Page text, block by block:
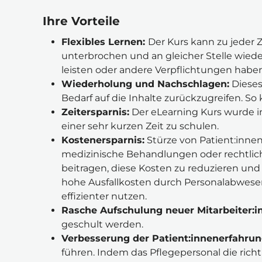
Ihre Vorteile
Flexibles Lernen: Der Kurs kann zu jeder
unterbrochen und an gleicher Stelle
leisten oder andere Verpflichtungen
Wiederholung und Nachschlagen:
Bedarf auf die Inhalte zurückzugreifen.
Zeitersparnis: Der eLearning Kurs wurde
einer sehr kurzen Zeit zu schulen.
Kostenersparnis: Stürze von
medizinische Behandlungen oder
beitragen, diese Kosten zu reduzieren
hohe Ausfallkosten durch
effizienter nutzen.
Rasche Aufschulung neuer
geschult werden.
Verbesserung der
führen. Indem das Pflegepersonal die